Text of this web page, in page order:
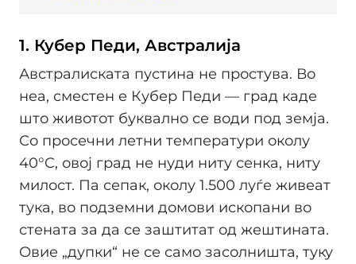
1. Кубер Педи, Австралија
Австралиската пустина не простува. Во
неа, сместен е Кубер Педи — град каде
што животот буквално се води под земја.
Со просечни летни температури околу
40°C, овој град не нуди ниту сенка, ниту
милост. Па сепак, околу 1.500 луѓе живеат
тука, во подземни домови ископани во
стената за да се заштитат од жештината.
Овие „дупки“ не се само засолништа, туку